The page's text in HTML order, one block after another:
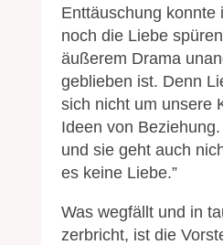
Enttäuschung konnte
noch die Liebe
äußerem Drama
geblieben ist. Denn
sich nicht um unsere
Ideen von
und sie geht auch
es keine Liebe.”
Was wegfällt und in
zerbricht, ist die